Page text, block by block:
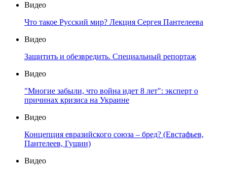
Видео
Что такое Русский мир? Лекция Сергея Пантелеева
Видео
Защитить и обезвредить. Специальный репортаж
Видео
"Многие забыли, что война идет 8 лет": эксперт о
причинах кризиса на Украине
Видео
Концепция евразийского союза – бред? (Евстафьев,
Пантелеев, Гущин)
Видео